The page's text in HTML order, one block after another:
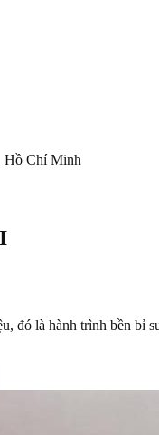
Hồ Chí Minh
đó là hành trình bền bỉ